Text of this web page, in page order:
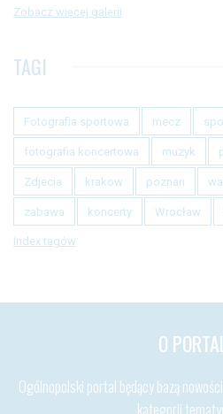
Zobacz więcej galerii
TAGI
Fotografia sportowa mecz
fotografia koncertowa muzyk
Zdjecia krakow poznan
zabawa koncerty Wrocław
Index tagów
O
Ogólnopolski portal będący bazą
kategorii